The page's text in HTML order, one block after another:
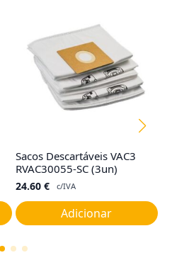
Sacos Descartáveis VAC3
RVAC30055-SC (3un)
24.60 € c/IVA
Adicionar